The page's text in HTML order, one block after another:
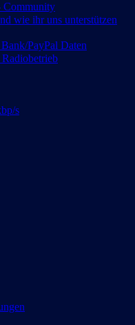
Community
wie ihr uns unterstützen
PayPal Daten
s